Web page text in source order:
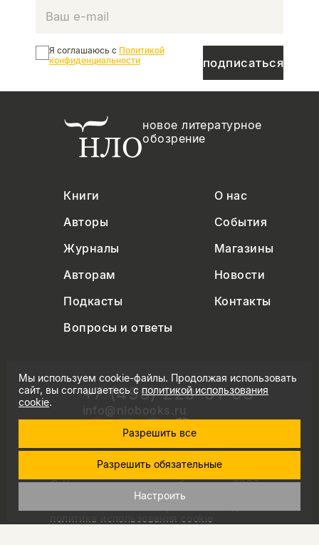
подписаться
Я соглашаюсь с Политикой
конфиденциальности
новое литературное
обозрение
Книги
О нас
Авторы
События
Журналы
Магазины
Авторам
Новости
Подкасты
Контакты
Вопросы и ответы
+7 (495) 229-91-03
info@nlobooks.ru
© Новое литературное обозрение. 2026
правила продажи товаров
Мы используем cookie-файлы. Продолжая использовать
сайт, вы соглашаетесь сполитикой использования
cookie.
Разрешить все
Разрешить обязательные
Настроить